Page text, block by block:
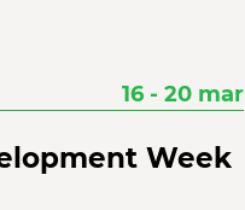
16 - 20 mar
Week